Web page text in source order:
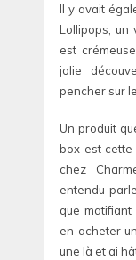
Il y avait
Lollipops, un
est
jolie
pencher sur
Un produit
box est cette
chez
entendu
que
en acheter
une là et ai